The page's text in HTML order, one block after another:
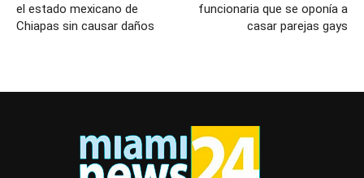
el estado mexicano de
Chiapas sin causar daños
funcionaria que se oponía a
casar parejas gays